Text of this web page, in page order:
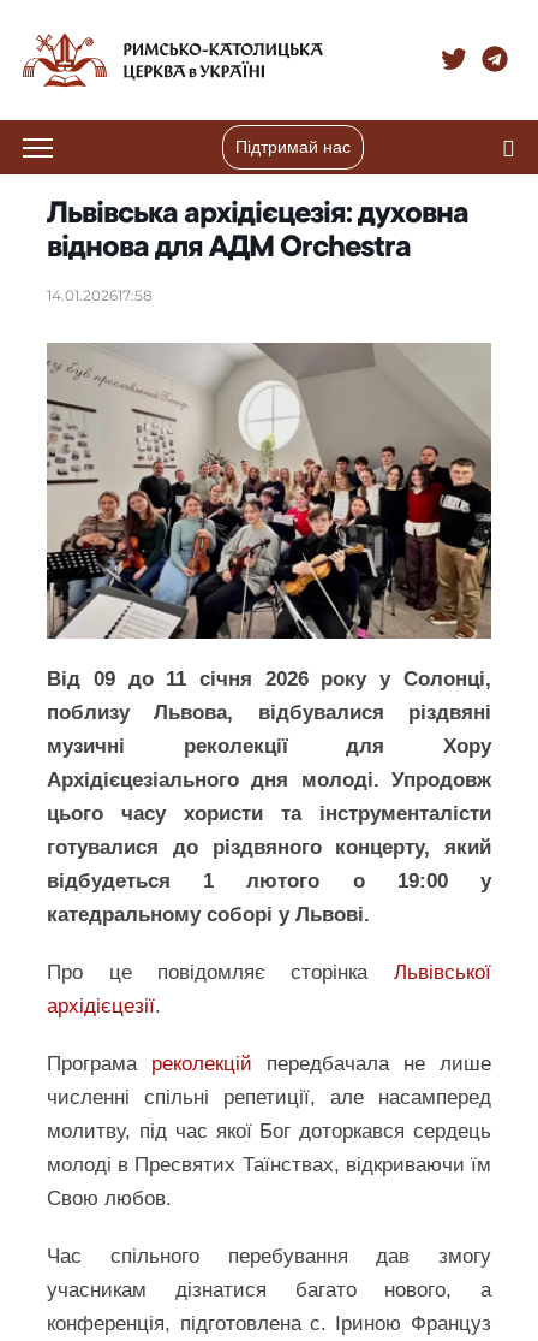
Підтримай нас
Львівська архідієцезія: духовна
віднова для АДМ Orchestra
14.01.202617:58
Від 09 до 11 січня 2026 року у Солонці,
поблизу Львова, відбувалися різдвяні
музичні реколекції для Хору
Архідієцезіального дня молоді. Упродовж
цього часу хористи та інструменталісти
готувалися до різдвяного концерту, який
відбудеться 1 лютого о 19:00 у
катедральному соборі у Львові.
Про це повідомляє сторінка Львівської
архідієцезії.
Програма реколекцій передбачала не лише
численні спільні репетиції, але насамперед
молитву, під час якої Бог доторкався сердець
молоді в Пресвятих Таїнствах, відкриваючи їм
Свою любов.
Час спільного перебування дав змогу
учасникам дізнатися багато нового, а
конференція, підготовлена с. Іриною Француз